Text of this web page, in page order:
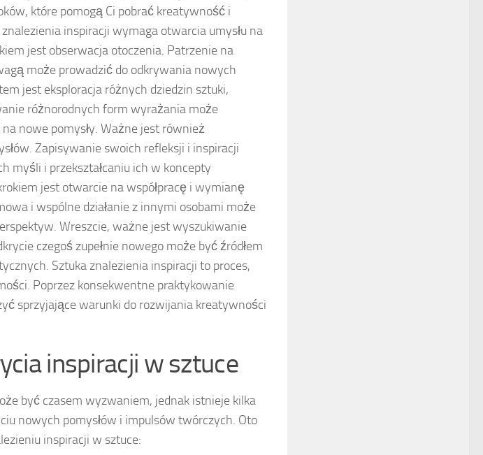
które pomogą Ci pobrać kreatywność i
inspiracji wymaga otwarcia umysłu na
jest obserwacja otoczenia. Patrzenie na
może prowadzić do odkrywania nowych
jest eksploracja różnych dziedzin sztuki,
różnorodnych form wyrażania może
nowe pomysły. Ważne jest również
Zapisywanie swoich refleksji i inspiracji
myśli i przekształcaniu ich w koncepty
jest otwarcie na współpracę i wymianę
i wspólne działanie z innymi osobami może
Wreszcie, ważne jest wyszukiwanie
czegoś zupełnie nowego może być źródłem
Sztuka znalezienia inspiracji to proces,
Poprzez konsekwentne praktykowanie
sprzyjające warunki do rozwijania kreatywności
inspiracji w sztuce
być czasem wyzwaniem, jednak istnieje kilka
nowych pomysłów i impulsów twórczych. Oto
inspiracji w sztuce: